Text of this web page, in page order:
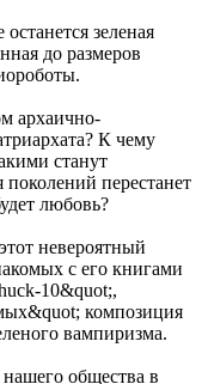
зеленая
до размеров
архаично-
К чему
станут
перестанет
любовь?
невероятный
с его книгами
10&quot;,
композиция
вампиризма.
общества в